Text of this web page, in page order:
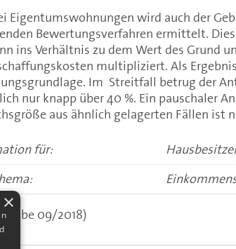
Eigentumswohnungen wird auch der
Bewertungsverfahren ermittelt.
ins Verhältnis zu dem Wert des Grund
multipliziert. Als
Im Streitfall betrug der
nur knapp über 40 %. Ein pauschaler
aus ähnlich gelagerten Fällen ist
für:
09/2018)
×